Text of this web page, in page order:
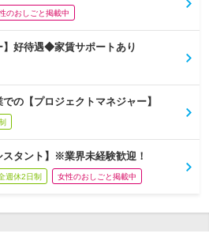
のおしごと掲載中
】好待遇◆家賃サポートあり
の【プロジェクトマネジャー】
タント】※業界未経験歓迎！
週休2日制 女性のおしごと掲載中